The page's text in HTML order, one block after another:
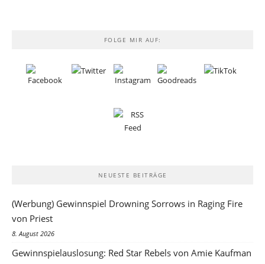
FOLGE MIR AUF:
NEUESTE BEITRÄGE
(Werbung) Gewinnspiel Drowning Sorrows in Raging Fire
von Priest
8. August 2026
Gewinnspielauslosung: Red Star Rebels von Amie Kaufman